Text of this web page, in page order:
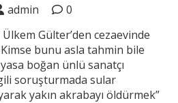
admin
0
Ülkem Gülter’den cezaevinde
bunu asla tahmin bile
boğan ünlü sanatçı
soruşturmada sular
yakın akrabayı öldürmek”